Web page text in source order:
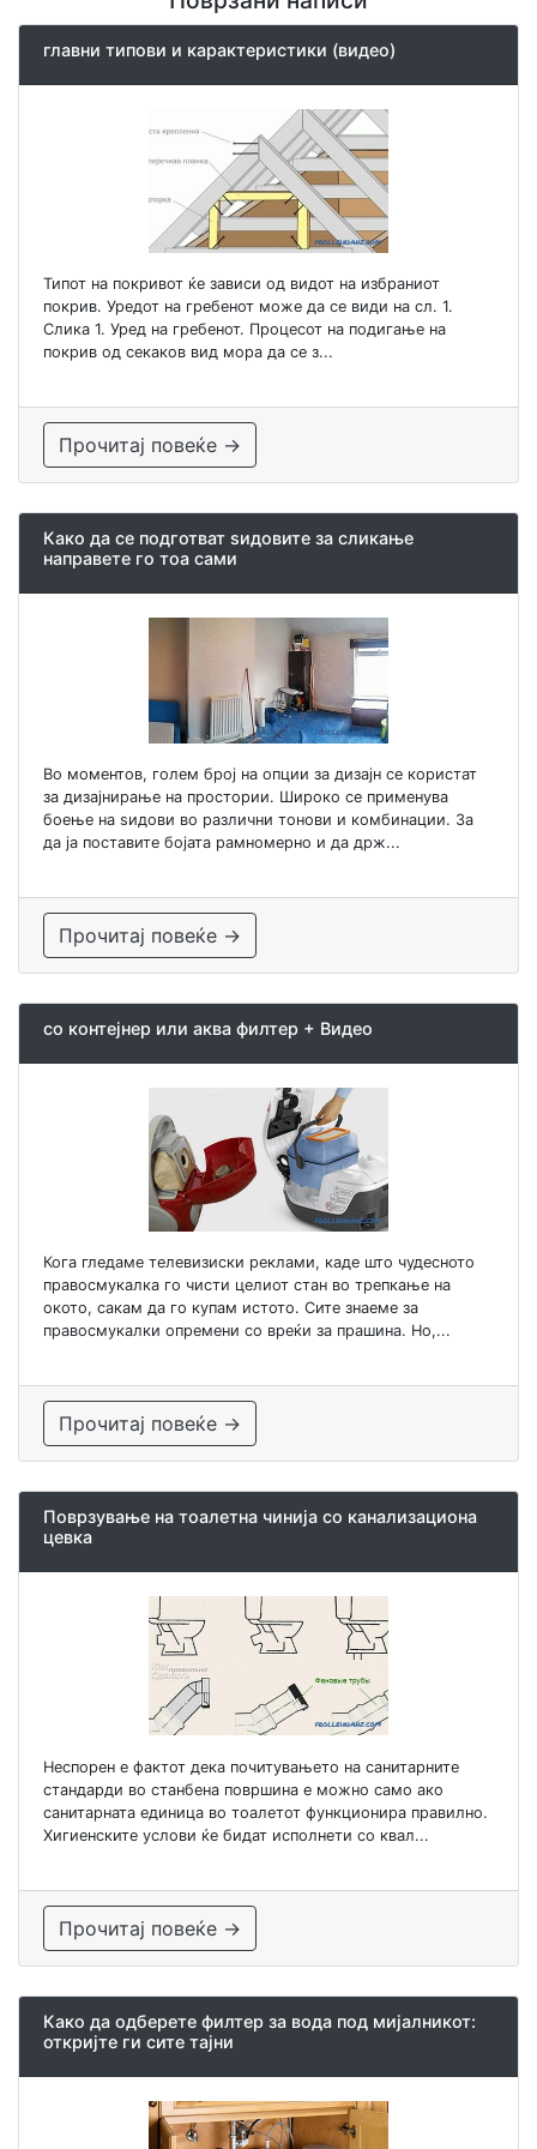
главни типови и карактеристики (видео)
Типот на покривот ќе зависи од видот на избраниот
покрив. Уредот на гребенот може да се види на сл. 1.
Слика 1. Уред на гребенот. Процесот на подигање на
покрив од секаков вид мора да се з...
Прочитај повеќе →
Како да се подготват ѕидовите за сликање
направете го тоа сами
Во моментов, голем број на опции за дизајн се користат
за дизајнирање на простории. Широко се применува
боење на ѕидови во различни тонови и комбинации. За
да ја поставите бојата рамномерно и да држ...
Прочитај повеќе →
со контејнер или аква филтер + Видео
Кога гледаме телевизиски реклами, каде што чудесното
правосмукалка го чисти целиот стан во трепкање на
окото, сакам да го купам истото. Сите знаеме за
правосмукалки опремени со вреќи за прашина. Но,...
Прочитај повеќе →
Поврзување на тоалетна чинија со канализациона
цевка
Неспорен е фактот дека почитувањето на санитарните
стандарди во станбена површина е можно само ако
санитарната единица во тоалетот функционира правилно.
Хигиенските услови ќе бидат исполнети со квал...
Прочитај повеќе →
Како да одберете филтер за вода под мијалникот:
откријте ги сите тајни